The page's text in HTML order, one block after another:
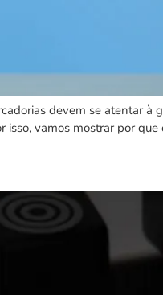
devem se atentar
vamos mostrar por